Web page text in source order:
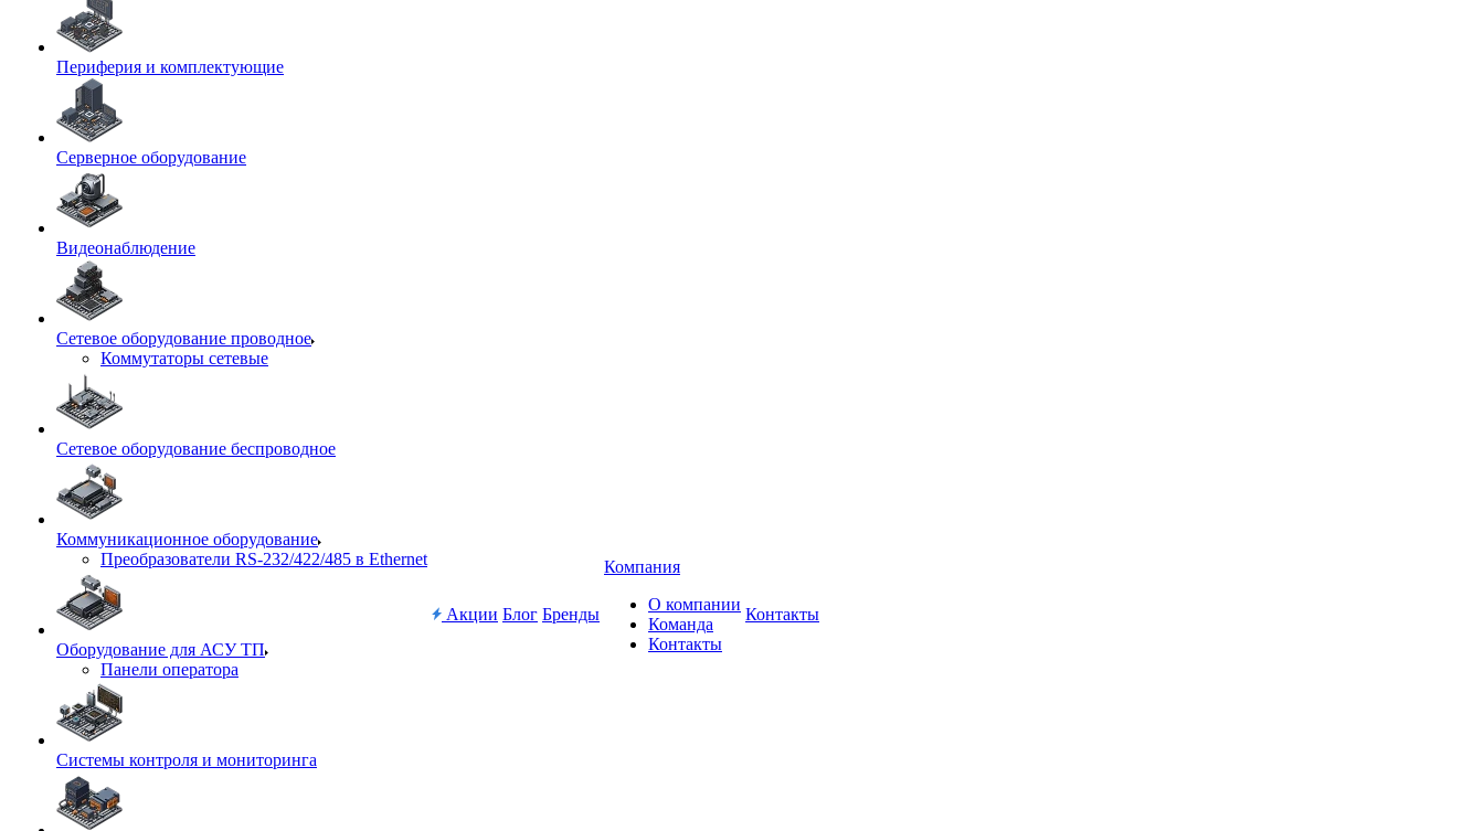
Периферия и комплектующие
Серверное оборудование
Видеонаблюдение
Сетевое оборудование проводное
Коммутаторы сетевые
Сетевое оборудование беспроводное
Коммуникационное оборудование
Преобразователи RS-232/422/485 в Ethernet
Оборудование для АСУ ТП
Панели оператора
Системы контроля и мониторинга
Акции Блог Бренды
Компания
О компании
Команда
Контакты
Контакты